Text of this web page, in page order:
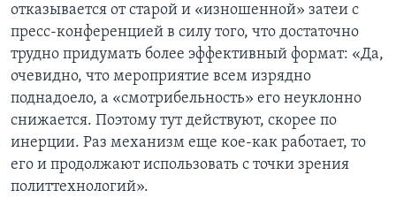
отказывается от старой и «изношенной» затеи с
пресс-конференцией в силу того, что достаточно
трудно придумать более эффективный формат: «Да,
очевидно, что мероприятие всем изрядно
поднадоело, а «смотрибельность» его неуклонно
снижается. Поэтому тут действуют, скорее по
инерции. Раз механизм еще кое-как работает, то
его и продолжают использовать с точки зрения
политтехнологий».